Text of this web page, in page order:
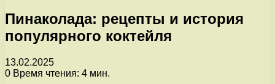
Пинаколада: рецепты и история
популярного коктейля
13.02.2025
0 Время чтения: 4 мин.